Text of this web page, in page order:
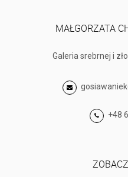
MAŁGORZATA
Galeria srebrnej i
+48